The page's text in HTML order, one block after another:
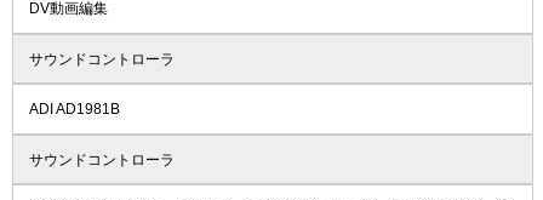
DV動画編集
サウンドコントローラ
ADI AD1981B
サウンドコントローラ